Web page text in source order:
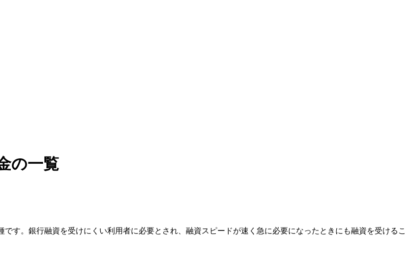
の一覧
す。銀行融資を受けにくい利用者に必要とされ、融資スピードが速く急に必要になったときにも融資を受けるこ